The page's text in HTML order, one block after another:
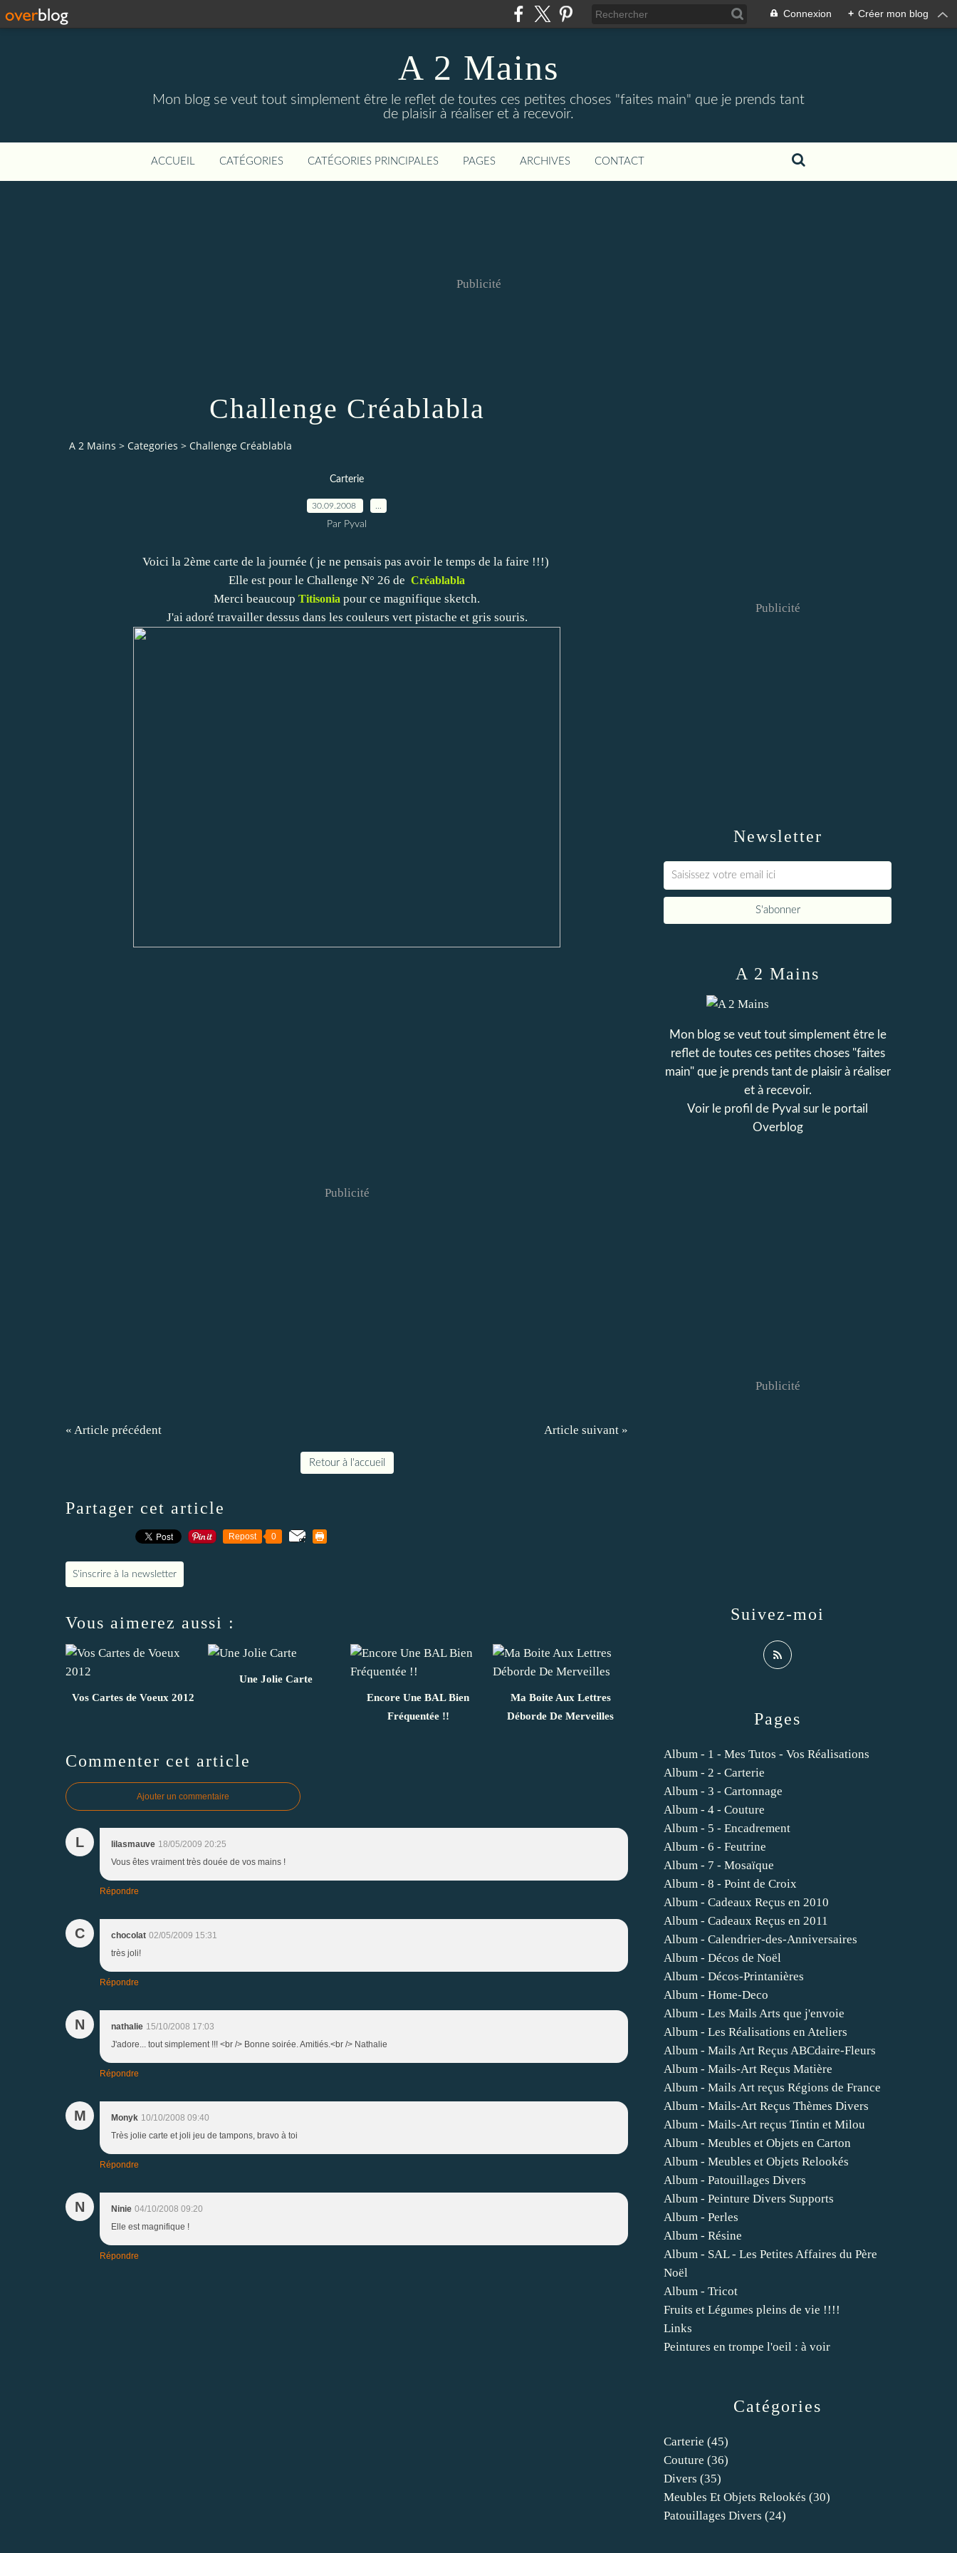
Connexion + Créer mon blog
A 2 Mains
Mon blog se veut tout simplement être le reflet de toutes ces petites choses "faites main" que je prends tant
de plaisir à réaliser et à recevoir.
ACCUEIL CATÉGORIES CATÉGORIES PRINCIPALES PAGES ARCHIVES CONTACT
Publicité
Challenge Créablabla
A 2 Mains > Categories > Challenge Créablabla
Carterie
30.09.2008
Par Pyval
Voici la 2ème carte de la journée ( je ne pensais pas avoir le temps de la faire !!!)
Elle est pour le Challenge N° 26 de Créablabla
Merci beaucoup Titisonia pour ce magnifique sketch.
J'ai adoré travailler dessus dans les couleurs vert pistache et gris souris.
Publicité
« Article précédent Article suivant »
Retour à l'accueil
Partager cet article
Repost 0
S'inscrire à la newsletter
Vous aimerez aussi :
Vos Cartes de Voeux 2012
Une Jolie Carte
Encore Une BAL Bien
Fréquentée !!
Ma Boite Aux Lettres
Déborde De Merveilles
Commenter cet article
Ajouter un commentaire
L lilasmauve 18/05/2009 20:25
Vous êtes vraiment très douée de vos mains !
Répondre
C chocolat 02/05/2009 15:31
très joli!
Répondre
N nathalie 15/10/2008 17:03
J'adore... tout simplement !!! <br /> Bonne soirée. Amitiés.<br /> Nathalie
Répondre
M Monyk 10/10/2008 09:40
Très jolie carte et joli jeu de tampons, bravo à toi
Répondre
N Ninie 04/10/2008 09:20
Elle est magnifique !
Répondre
Newsletter
Publicité
Catégories
Carterie (45)
Couture (36)
Divers (35)
Meubles Et Objets Relookés (30)
Patouillages Divers (24)
Pages
Album - 1 - Mes Tutos - Vos Réalisations
Album - 2 - Carterie
Album - 3 - Cartonnage
Album - 4 - Couture
Album - 5 - Encadrement
Album - 6 - Feutrine
Album - 7 - Mosaïque
Album - 8 - Point de Croix
Album - Cadeaux Reçus en 2010
Album - Cadeaux Reçus en 2011
Album - Calendrier-des-Anniversaires
Album - Décos de Noël
Album - Décos-Printanières
Album - Home-Deco
Album - Les Mails Arts que j'envoie
Album - Les Réalisations en Ateliers
Album - Mails Art Reçus ABCdaire-Fleurs
Album - Mails-Art Reçus Matière
Album - Mails Art reçus Régions de France
Album - Mails-Art Reçus Thèmes Divers
Album - Mails-Art reçus Tintin et Milou
Album - Meubles et Objets en Carton
Album - Meubles et Objets Relookés
Album - Patouillages Divers
Album - Peinture Divers Supports
Album - Perles
Album - Résine
Album - SAL - Les Petites Affaires du Père
Noël
Album - Tricot
Fruits et Légumes pleins de vie !!!!
Links
Peintures en trompe l'oeil : à voir
A 2 Mains
Mon blog se veut tout simplement être le
reflet de toutes ces petites choses "faites
main" que je prends tant de plaisir à réaliser
et à recevoir.
Voir le profil de Pyval sur le portail
Overblog
Suivez-moi
Publicité